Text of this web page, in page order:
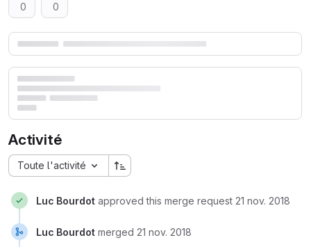
0 0
Rapports de requête de fusion
Activité
Toute l'activité
Luc Bourdot approved this merge request 21 nov. 2018
Luc Bourdot merged 21 nov. 2018